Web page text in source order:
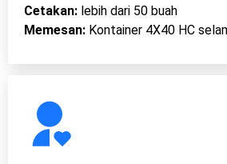
Cetakan: lebih dari 50 buah
Memesan:Kontainer 4X40 HC